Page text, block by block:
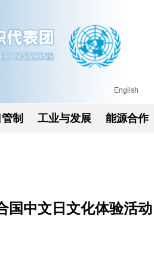
English
制 工业与发展 能源合作
国中文日文化体验活动